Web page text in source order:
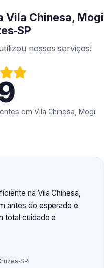
Vila Chinesa, Mogi
nossos serviços!
em Vila Chinesa, Mogi
na Vila Chinesa,
antes do esperado e
total cuidado e